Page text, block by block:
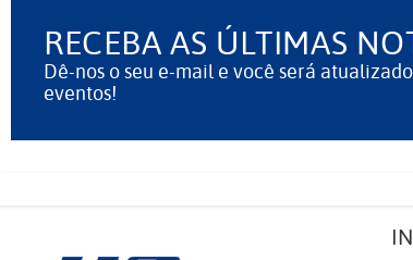
RECEBA AS ÚLTIMAS
Dê-nos o seu e-mail e você será
eventos!